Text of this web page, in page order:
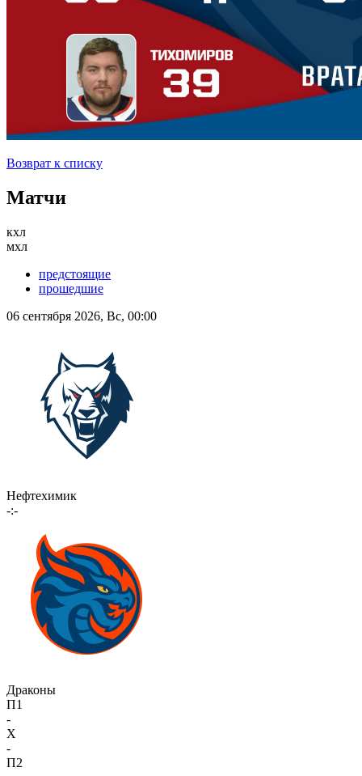
Возврат к списку
Матчи
кхл
мхл
предстоящие
прошедшие
06 сентября 2026, Вс, 00:00
Нефтехимик
-:-
Драконы
П1
-
X
-
П2